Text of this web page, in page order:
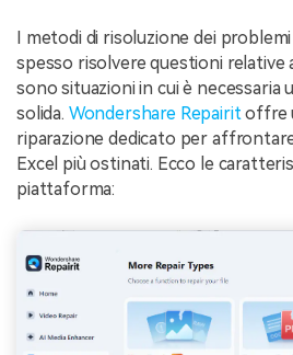
I metodi di risoluzione dei
spesso risolvere questioni relative
sono situazioni in cui è necessaria
solida. Wondershare Repairitoffre
riparazione dedicato per
Excel più ostinati. Ecco le
piattaforma: